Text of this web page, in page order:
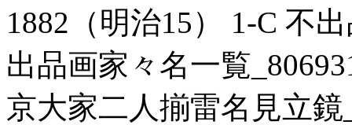
1882（明治15） 1-C 不
出品画家々名一覧
京大家二人揃雷名見立鏡